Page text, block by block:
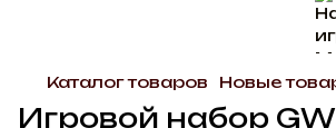
Каталог товаров Новые
Игровой набор GW